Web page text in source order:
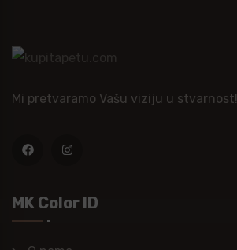
Mi pretvaramo Vašu viziju u stvarnost!
MK Color ID